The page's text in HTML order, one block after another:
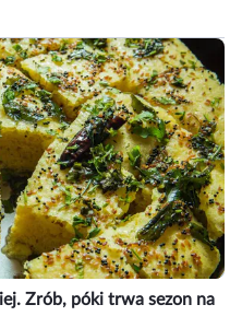
Zrób, póki trwa sezon na